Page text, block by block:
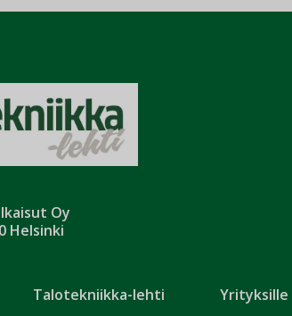
Oy
Helsinki
Talotekniikka-lehti
Yrityksille